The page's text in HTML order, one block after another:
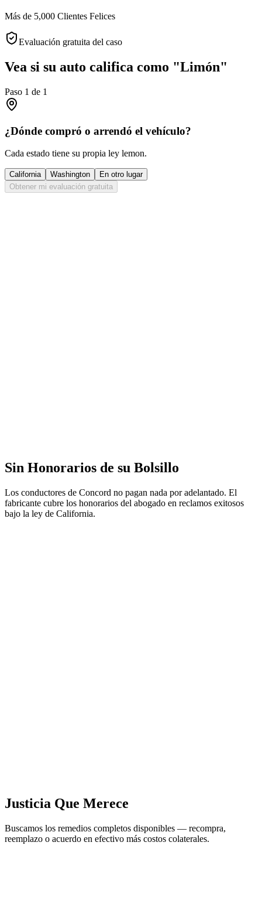
Más de 5,000 Clientes Felices
Evaluación gratuita del caso
Vea si su auto califica como "Limón"
Paso 1 de 1
¿Dónde compró o arrendó el vehículo?
Cada estado tiene su propia ley lemon.
California Washington
En otro lugar
Obtener mi evaluación gratuita
Sin Honorarios de su Bolsillo
Los conductores de Concord no pagan nada por adelantado. El
fabricante cubre los honorarios del abogado en reclamos exitosos
bajo la ley de California.
Justicia Que Merece
Buscamos los remedios completos disponibles — recompra,
reemplazo o acuerdo en efectivo más costos colaterales.